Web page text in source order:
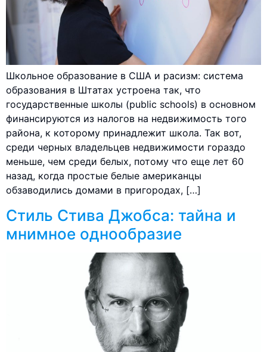
Школьное образование в США и расизм: система
образования в Штатах устроена так, что
государственные школы (public schools) в основном
финансируются из налогов на недвижимость того
района, к которому принадлежит школа. Так вот,
среди черных владельцев недвижимости гораздо
меньше, чем среди белых, потому что еще лет 60
назад, когда простые белые американцы
обзаводились домами в пригородах, […]
Стиль Стива Джобса: тайна и
мнимное однообразие